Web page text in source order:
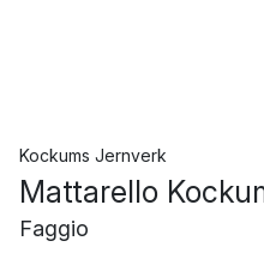
Kockums Jernverk
Mattarello
Faggio